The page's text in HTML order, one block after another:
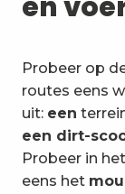
Probeer op
routes eens
uit: een
een dirt-
Probeer in
eens het